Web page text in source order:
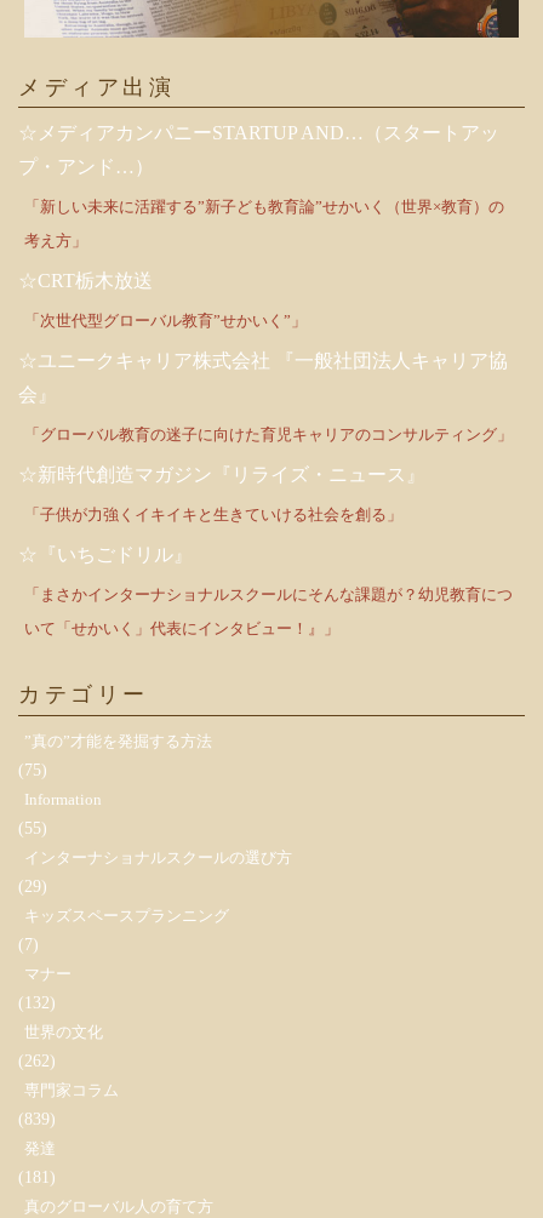
メディア出演
☆メディアカンパニーSTARTUP AND…（スタートアッ
プ・アンド…）
「新しい未来に活躍する”新子ども教育論”せかいく（世界×教育）の
考え方」
☆CRT栃木放送
「次世代型グローバル教育”せかいく”」
☆ユニークキャリア株式会社 『一般社団法人キャリア協
会』
「グローバル教育の迷子に向けた育児キャリアのコンサルティング」
☆新時代創造マガジン『リライズ・ニュース』
「子供が力強くイキイキと生きていける社会を創る」
☆『いちごドリル』
「まさかインターナショナルスクールにそんな課題が？幼児教育につ
いて「せかいく」代表にインタビュー！』」
カテゴリー
”真の”才能を発掘する方法
(75)
Information
(55)
インターナショナルスクールの選び方
(29)
キッズスペースプランニング
(7)
マナー
(132)
世界の文化
(262)
専門家コラム
(839)
発達
(181)
真のグローバル人の育て方